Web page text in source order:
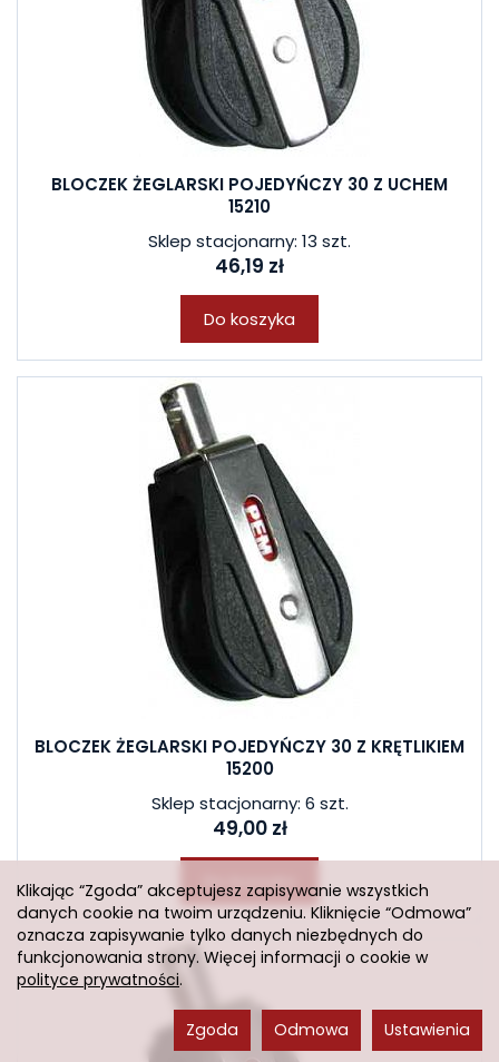
BLOCZEK ŻEGLARSKI POJEDYŃCZY 30 Z UCHEM
15210
Sklep stacjonarny: 13 szt.
46,19 zł
Do koszyka
BLOCZEK ŻEGLARSKI POJEDYŃCZY 30 Z KRĘTLIKIEM
15200
Sklep stacjonarny: 6 szt.
49,00 zł
Do koszyka
Klikając “Zgoda” akceptujesz zapisywanie wszystkich
danych cookie na twoim urządzeniu. Kliknięcie “Odmowa”
oznacza zapisywanie tylko danych niezbędnych do
funkcjonowania strony. Więcej informacji o cookie w
polityce prywatności.
Ustawienia
Odmowa
Zgoda